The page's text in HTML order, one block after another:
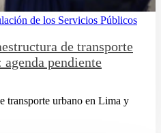
de los Servicios Públicos
de transporte
pendiente
transporte urbano en Lima y